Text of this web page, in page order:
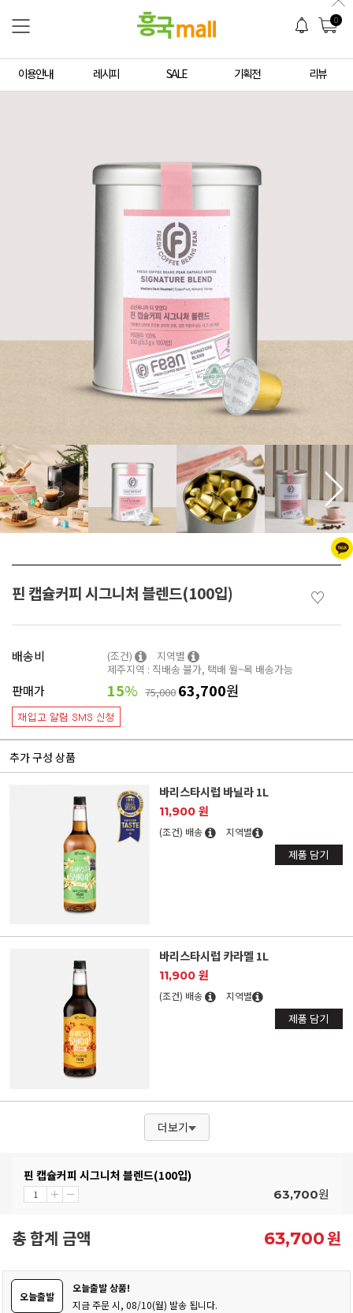
0
이용안내 레시피 SALE 기획전 리뷰
핀 캡슐커피 시그니처 블렌드(100입) ♡
배송비 (조건)
지역별
제주지역 : 직배송 불가, 택배 월~목 배송가능
판매가 15% 75,00063,700원
추가 구성 상품
바리스타시럽 바닐라 1L
11,900 원
(조건) 배송 지역별
제품 담기
바리스타시럽 카라멜 1L
11,900 원
(조건) 배송 지역별
제품 담기
더보기
핀 캡슐커피 시그니처 블렌드(100입)
63,700원
총 합계 금액 63,700원
오늘출발
오늘출발 상품!
지금 주문 시, 08/10(월) 발송 됩니다.